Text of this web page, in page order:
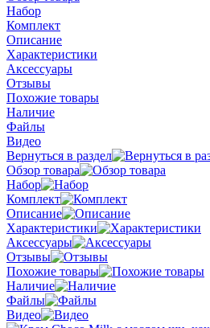
Набор
Комплект
Описание
Характеристики
Аксессуары
Отзывы
Похожие товары
Наличие
Файлы
Видео
Вернуться в раздел
Обзор товара
Набор
Комплект
Описание
Характеристики
Аксессуары
Отзывы
Похожие товары
Наличие
Файлы
Видео